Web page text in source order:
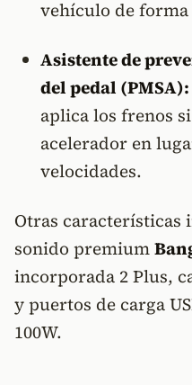
vehículo de forma
Asistente de
del pedal (PMSA):
aplica los frenos
acelerador en
velocidades.
Otras características
sonido premium
incorporada 2 Plus,
y puertos de carga
100W.